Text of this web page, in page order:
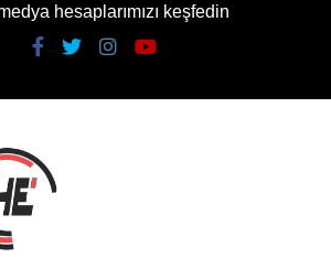
hesaplarımızı keşfedin